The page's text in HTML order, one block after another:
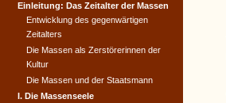
Einleitung: Das Zeitalter der Massen
Entwicklung des gegenwärtigen
Zeitalters
Die Massen als Zerstörerinnen der
Kultur
Die Massen und der Staatsmann
I. Die Massenseele